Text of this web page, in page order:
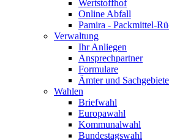
Wertstoffhof
Online Abfall
Pamira - Packmittel-
Verwaltung
Ihr Anliegen
Ansprechpartner
Formulare
Ämter und Sachgebiete
Wahlen
Briefwahl
Europawahl
Kommunalwahl
Bundestagswahl